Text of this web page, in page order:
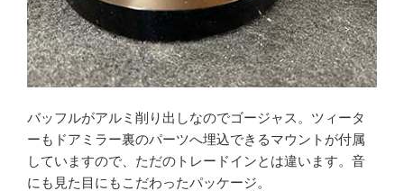
バッフルがアルミ削り出しなのでゴージャス。ツィータ
ーもドアミラー裏のパーツへ埋込できるマウントが付属
していますので、ただのトレードインとは違います。音
にも見た目にもこだわったパッケージ。